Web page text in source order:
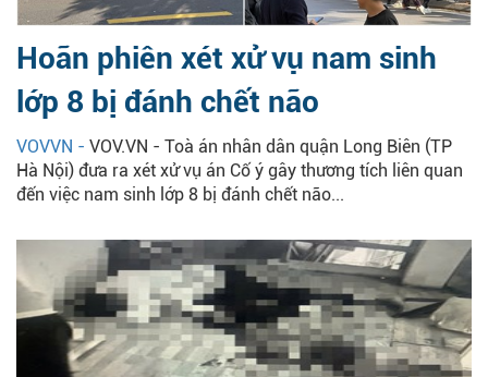
Hoãn phiên xét xử vụ nam sinh
lớp 8 bị đánh chết não
VOVVN - VOV.VN - Toà án nhân dân quận Long Biên (TP
Hà Nội) đưa ra xét xử vụ án Cố ý gây thương tích liên quan
đến việc nam sinh lớp 8 bị đánh chết não...